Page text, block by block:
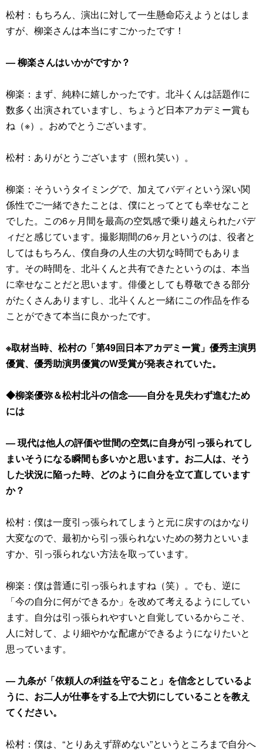
松村：もちろん、演出に対して一生懸命応えようとはしま
すが、柳楽さんは本当にすごかったです！
― 柳楽さんはいかがですか？
柳楽：まず、純粋に嬉しかったです。北斗くんは話題作に
数多く出演されていますし、ちょうど日本アカデミー賞も
ね（※）。おめでとうございます。
松村：ありがとうございます（照れ笑い）。
柳楽：そういうタイミングで、加えてバディという深い関
係性でご一緒できたことは、僕にとってとても幸せなこと
でした。この6ヶ月間を最高の空気感で乗り越えられたバデ
ィだと感じています。撮影期間の6ヶ月というのは、役者と
してはもちろん、僕自身の人生の大切な時間でもありま
す。その時間を、北斗くんと共有できたというのは、本当
に幸せなことだと思います。俳優としても尊敬できる部分
がたくさんありますし、北斗くんと一緒にこの作品を作る
ことができて本当に良かったです。
※取材当時、松村の「第49回日本アカデミー賞」優秀主演男
優賞、優秀助演男優賞のW受賞が発表されていた。
◆柳楽優弥＆松村北斗の信念――自分を見失わず進むため
には
― 現代は他人の評価や世間の空気に自身が引っ張られてし
まいそうになる瞬間も多いかと思います。お二人は、そう
した状況に陥った時、どのように自分を立て直しています
か？
松村：僕は一度引っ張られてしまうと元に戻すのはかなり
大変なので、最初から引っ張られないための努力といいま
すか、引っ張られない方法を取っています。
柳楽：僕は普通に引っ張られますね（笑）。でも、逆に
「今の自分に何ができるか」を改めて考えるようにしてい
ます。自分は引っ張られやすいと自覚しているからこそ、
人に対して、より細やかな配慮ができるようになりたいと
思っています。
― 九条が「依頼人の利益を守ること」を信念としているよ
うに、お二人が仕事をする上で大切にしていることを教え
てください。
松村：僕は、“とりあえず辞めない”というところまで自分へ